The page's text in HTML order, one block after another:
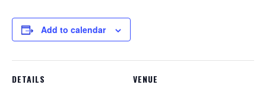
Add to calendar
DETAILS VENUE